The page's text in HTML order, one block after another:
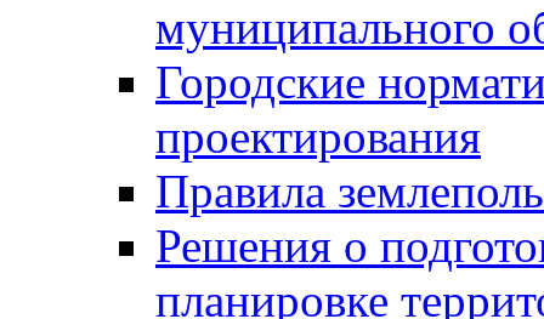
муниципального
Городские
проектирования
Правила
Решения о
планировке